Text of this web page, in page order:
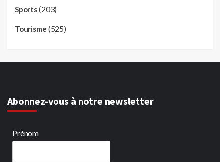
Sports(203)
Tourisme (525)
Abonnez-vous à notre newsletter
Prénom